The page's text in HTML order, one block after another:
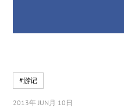
#游记
2013年 JUN月 10日